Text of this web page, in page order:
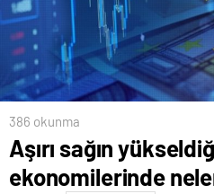
386 okunma
Aşırı sağın
ekonomilerinde